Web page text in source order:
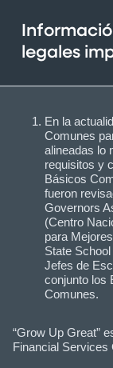
legales
En la
Comunes
alineadas lo
requisitos y
Básicos
fueron
Governors
(Centro
para
State
Jefes de
conjunto los
Comunes.
“Grow Up Great”
Financial Services